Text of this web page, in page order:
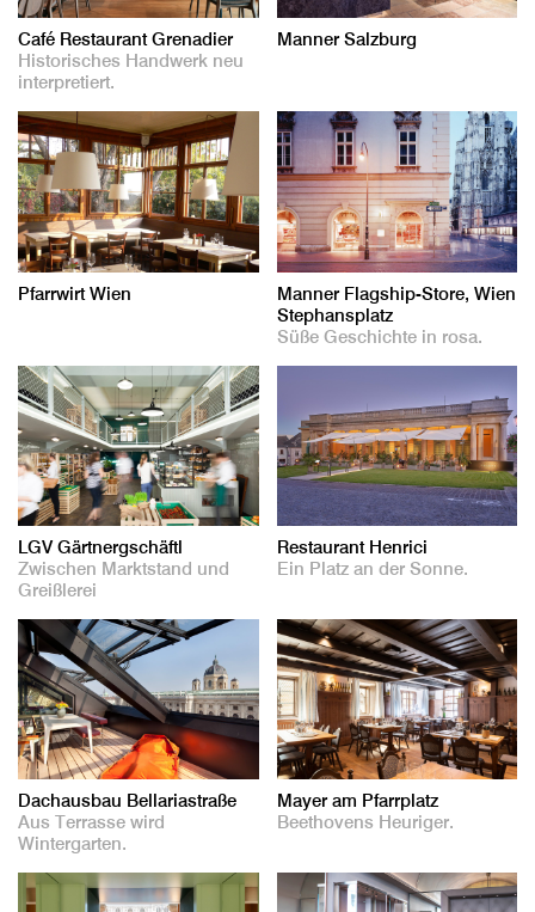
Café Restaurant Grenadier
Historisches Handwerk neu
interpretiert.
Manner Salzburg
Pfarrwirt Wien
Manner Flagship-Store, Wien
Stephansplatz
Süße Geschichte in rosa.
LGV Gärtnergschäftl
Zwischen Marktstand und
Greißlerei
Restaurant Henrici
Ein Platz an der Sonne.
Dachausbau Bellariastraße
Aus Terrasse wird
Wintergarten.
Mayer am Pfarrplatz
Beethovens Heuriger.